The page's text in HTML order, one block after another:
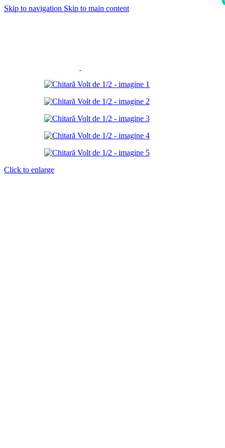
Skip to navigation Skip to main content
Click to enlarge